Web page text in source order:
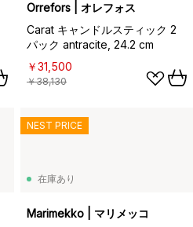
Orrefors | オレフォス
Carat キャンドルスティック 2
パック antracite, 24.2 cm
￥31,500
￥38,130
在庫あり
Marimekko | マリメッコ
NEST PRICE